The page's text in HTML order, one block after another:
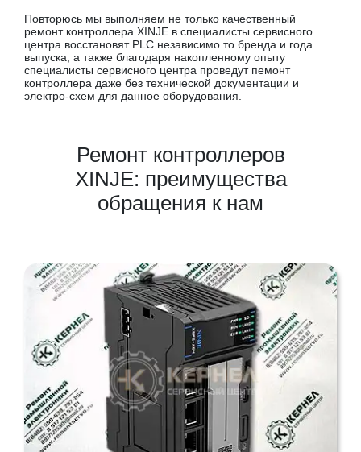
Повторюсь мы выполняем не только качественный
ремонт контроллера XINJE в специалисты сервисного
центра восстановят PLC независимо то бренда и года
выпуска, а также благодаря накопленному опыту
специалисты сервисного центра проведут пемонт
контроллера даже без технической документации и
электро-схем для данное оборудования.
Ремонт контроллеров
XINJE: преимущества
обращения к нам